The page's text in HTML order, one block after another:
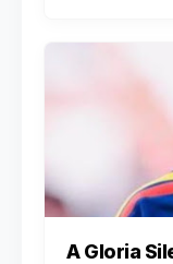
A Gloria